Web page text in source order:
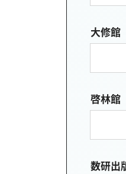
大修館
啓林館
数研出